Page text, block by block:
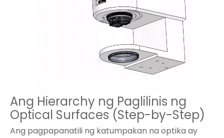
Ang Hierarchy ng Paglilinis ng
Optical Surfaces (Step-by-Step)
Ang pagpapanatili ng katumpakan na optika ay